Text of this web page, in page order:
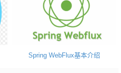
Spring WebFlux基本介绍